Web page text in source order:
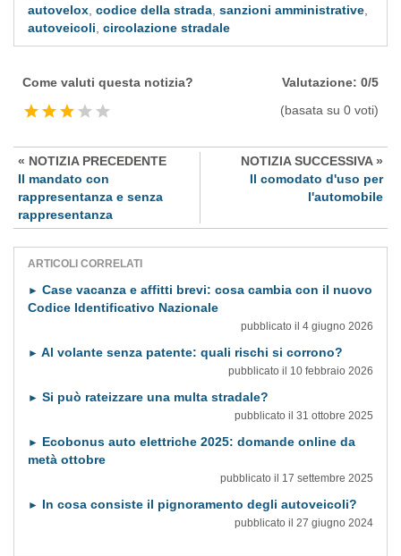
autovelox codice della strada sanzioni amministrative
autoveicoli circolazione stradale
Come valuti questa notizia?
Valutazione: 0/5
(basata su 0 voti)
« NOTIZIA PRECEDENTE
Il mandato con
rappresentanza e senza
rappresentanza
NOTIZIA SUCCESSIVA »
Il comodato d'uso per
l'automobile
ARTICOLI CORRELATI
► Case vacanza e affitti brevi: cosa cambia con il nuovo
Codice Identificativo Nazionale
pubblicato il 4 giugno 2026
► Al volante senza patente: quali rischi si corrono?
pubblicato il 10 febbraio 2026
► Si può rateizzare una multa stradale?
pubblicato il 31 ottobre 2025
► Ecobonus auto elettriche 2025: domande online da
metà ottobre
pubblicato il 17 settembre 2025
► In cosa consiste il pignoramento degli autoveicoli?
pubblicato il 27 giugno 2024